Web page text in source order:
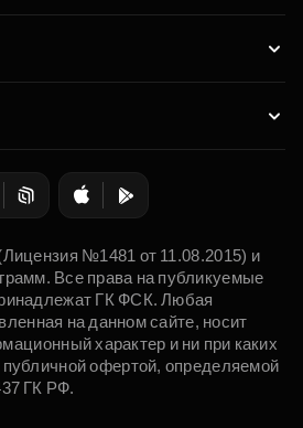
№1481 от 11.08.2015) и
Все права на публикуемые
ГК ФСК. Любая
на данном сайте, носит
характер и ни при каких
офертой, определяемой
ГК РФ.